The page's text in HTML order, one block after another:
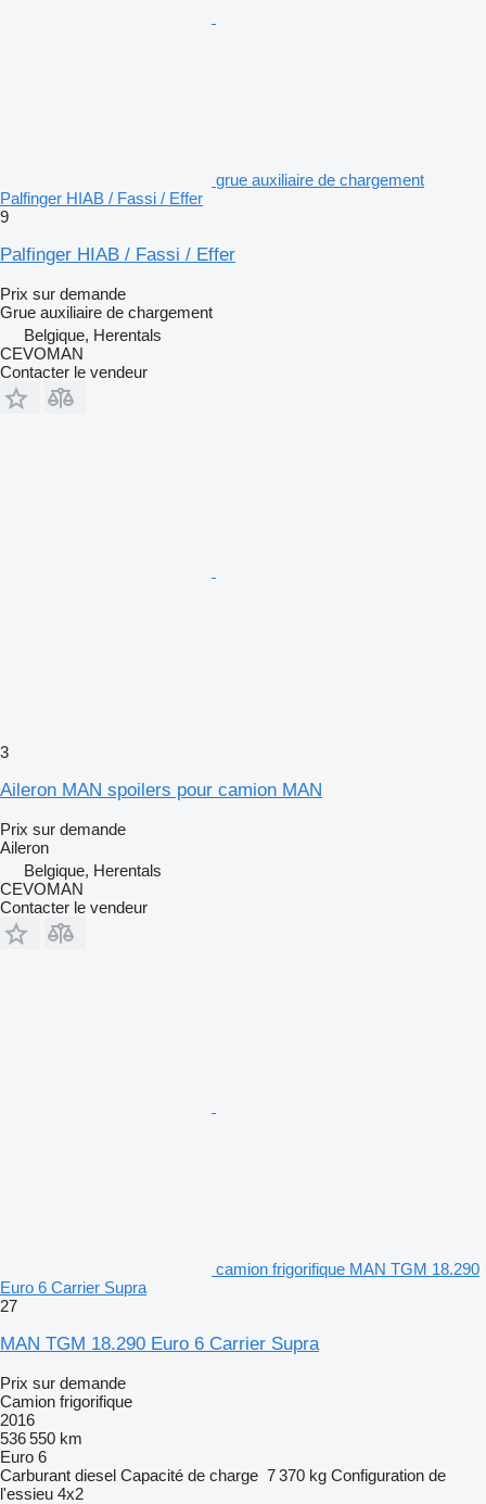
grue auxiliaire de chargement
Palfinger HIAB / Fassi / Effer
9
Palfinger HIAB / Fassi / Effer
Prix sur demande
Grue auxiliaire de chargement
Belgique, Herentals
CEVOMAN
Contacter le vendeur
3
Aileron MAN spoilers pour camion MAN
Prix sur demande
Aileron
Belgique, Herentals
CEVOMAN
Contacter le vendeur
camion frigorifique MAN TGM 18.290
Euro 6 Carrier Supra
27
MAN TGM 18.290 Euro 6 Carrier Supra
Prix sur demande
Camion frigorifique
2016
536 550 km
Euro 6
Carburant diesel Capacité de charge 7 370 kg Configuration de
l'essieu 4x2